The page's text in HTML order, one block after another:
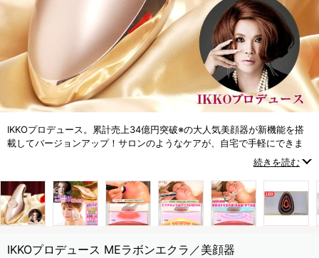
IKKOプロデュース。累計売上34億円突破※の大人気美顔器が新機能を搭
載してバージョンアップ！サロンのようなケアが、自宅で手軽にできま
※MEラボンシリーズ累計販売数 集計期間：2020年12月1日～2025年9月
30日（他通販を含む）
続きを読む
IKKOプロデュース MEラボンエクラ／美顔器